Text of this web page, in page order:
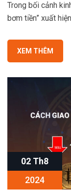
Trong bối cảnh
bơm tiền” xuất
XEM THÊM
02 Th8
2024